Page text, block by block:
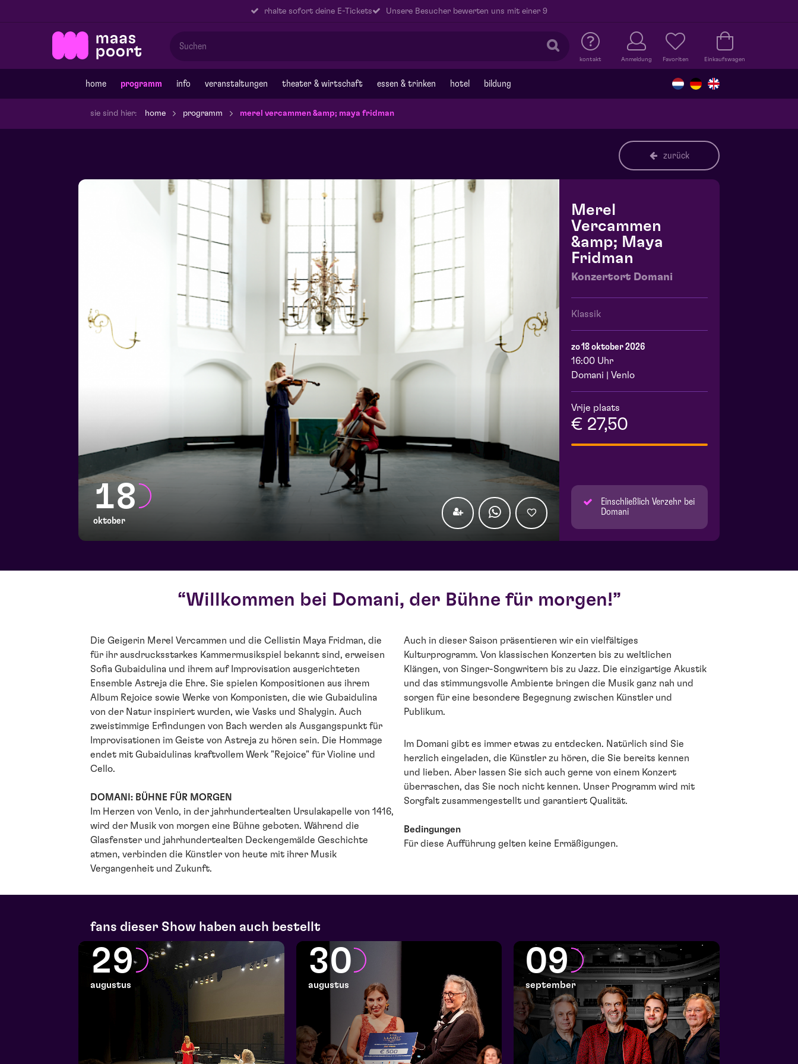
rhalte sofort deine E-Tickets Unsere Besucher bewerten uns mit einer 9
kontakt Anmeldung Favoriten Einkaufswagen
home programm info veranstaltungen theater & wirtschaft essen & trinken hotel bildung
sie sind hier: home programm merel vercammen &amp; maya fridman
zurück
18
oktober
Merel
Vercammen
&amp; Maya
Fridman
Konzertort Domani
Klassik
zo 18 oktober 2026
16:00 Uhr
Domani | Venlo
Vrije plaats
€ 27,50
Einschließlich Verzehr bei
Domani
Willkommen bei Domani, der Bühne für morgen!
Die Geigerin Merel Vercammen und die Cellistin Maya Fridman, die
für ihr ausdrucksstarkes Kammermusikspiel bekannt sind, erweisen
Sofia Gubaidulina und ihrem auf Improvisation ausgerichteten
Ensemble Astreja die Ehre. Sie spielen Kompositionen aus ihrem
Album Rejoice sowie Werke von Komponisten, die wie Gubaidulina
von der Natur inspiriert wurden, wie Vasks und Shalygin. Auch
zweistimmige Erfindungen von Bach werden als Ausgangspunkt für
Improvisationen im Geiste von Astreja zu hören sein. Die Hommage
endet mit Gubaidulinas kraftvollem Werk "Rejoice" für Violine und
Cello.
DOMANI: BÜHNE FÜR MORGEN
Im Herzen von Venlo, in der jahrhundertealten Ursulakapelle von 1416,
wird der Musik von morgen eine Bühne geboten. Während die
Glasfenster und jahrhundertealten Deckengemälde Geschichte
atmen, verbinden die Künstler von heute mit ihrer Musik
Vergangenheit und Zukunft.
Auch in dieser Saison präsentieren wir ein vielfältiges
Kulturprogramm. Von klassischen Konzerten bis zu weltlichen
Klängen, von Singer-Songwritern bis zu Jazz. Die einzigartige Akustik
und das stimmungsvolle Ambiente bringen die Musik ganz nah und
sorgen für eine besondere Begegnung zwischen Künstler und
Publikum.
Im Domani gibt es immer etwas zu entdecken. Natürlich sind Sie
herzlich eingeladen, die Künstler zu hören, die Sie bereits kennen
und lieben. Aber lassen Sie sich auch gerne von einem Konzert
überraschen, das Sie noch nicht kennen. Unser Programm wird mit
Sorgfalt zusammengestellt und garantiert Qualität.
Bedingungen
Für diese Aufführung gelten keine Ermäßigungen.
fans dieser Show haben auch bestellt
29
augustus
30
augustus
09
september